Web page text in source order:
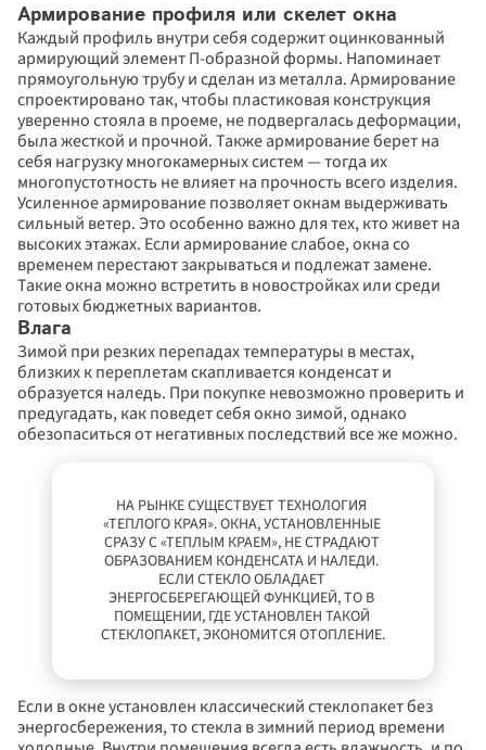
Армирование профиля или скелет окна
Каждый профиль внутри себя содержит оцинкованный
армирующий элемент П-образной формы. Напоминает
прямоугольную трубу и сделан из металла. Армирование
спроектировано так, чтобы пластиковая конструкция
уверенно стояла в проеме, не подвергалась деформации,
была жесткой и прочной. Также армирование берет на
себя нагрузку многокамерных систем — тогда их
многопустотность не влияет на прочность всего изделия.
Усиленное армирование позволяет окнам выдерживать
сильный ветер. Это особенно важно для тех, кто живет на
высоких этажах. Если армирование слабое, окна со
временем перестают закрываться и подлежат замене.
Такие окна можно встретить в новостройках или среди
готовых бюджетных вариантов.
Влага
Зимой при резких перепадах температуры в местах,
близких к переплетам скапливается конденсат и
образуется наледь. При покупке невозможно проверить и
предугадать, как поведет себя окно зимой, однако
обезопаситься от негативных последствий все же можно.
НА РЫНКЕ СУЩЕСТВУЕТ ТЕХНОЛОГИЯ
«ТЕПЛОГО КРАЯ». ОКНА, УСТАНОВЛЕННЫЕ
СРАЗУ С «ТЕПЛЫМ КРАЕМ», НЕ СТРАДАЮТ
ОБРАЗОВАНИЕМ КОНДЕНСАТА И НАЛЕДИ.
ЕСЛИ СТЕКЛО ОБЛАДАЕТ
ЭНЕРГОСБЕРЕГАЮЩЕЙ ФУНКЦИЕЙ, ТО В
ПОМЕЩЕНИИ, ГДЕ УСТАНОВЛЕН ТАКОЙ
СТЕКЛОПАКЕТ, ЭКОНОМИТСЯ ОТОПЛЕНИЕ.
Если в окне установлен классический стеклопакет без
энергосбережения, то стекла в зимний период времени